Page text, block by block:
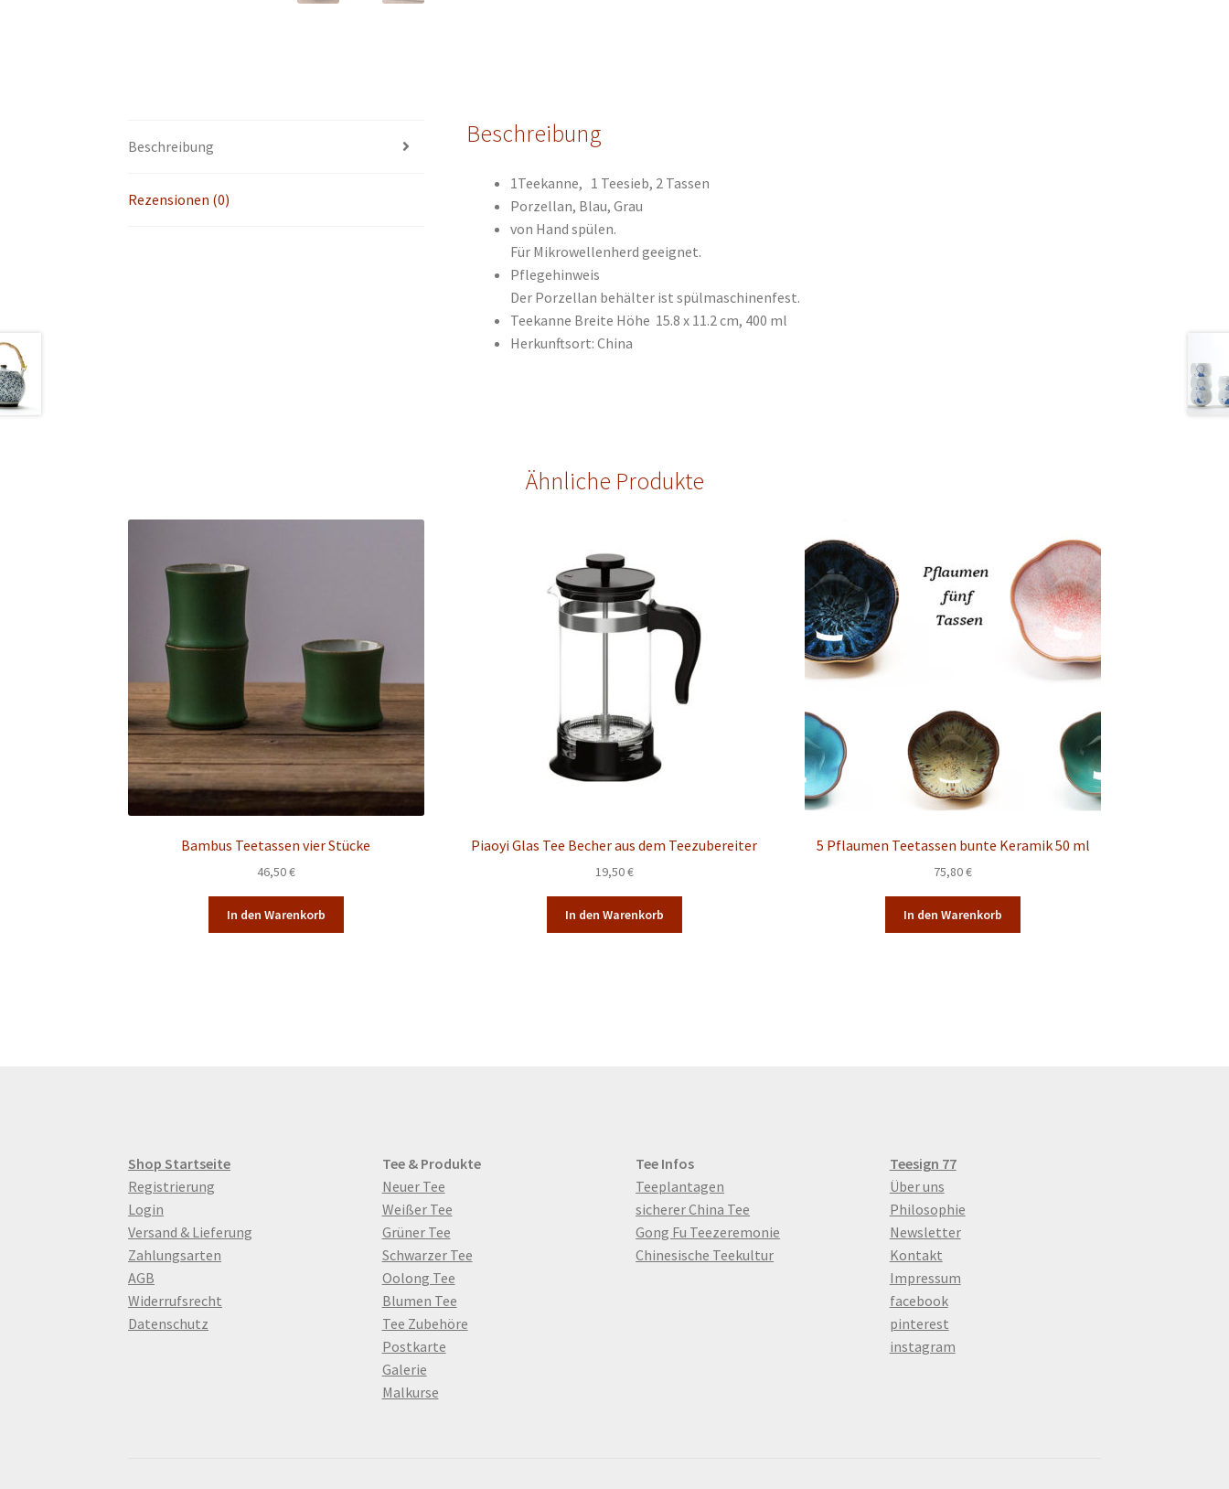
Beschreibung
Rezensionen (0)
Beschreibung
1Teekanne, 1 Teesieb, 2 Tassen
Porzellan, Blau, Grau
von Hand spülen.
Für Mikrowellenherd geeignet.
Pflegehinweis
Der Porzellan behälter ist spülmaschinenfest.
Teekanne Breite Höhe 15.8 x 11.2 cm, 400 ml
Herkunftsort: China
Ähnliche Produkte
Bambus Teetassen vier Stücke
46,50€
In den Warenkorb
Piaoyi Glas Tee Becher aus dem Teezubereiter
19,50€
In den Warenkorb
5 Pflaumen Teetassen bunte Keramik 50 ml
75,80€
In den Warenkorb
Shop Startseite
Registrierung
Login
Versand & Lieferung
Zahlungsarten
AGB
Widerrufsrecht
Datenschutz
Tee & Produkte
Neuer Tee
Weißer Tee
Grüner Tee
Schwarzer Tee
Oolong Tee
Blumen Tee
Tee Zubehöre
Postkarte
Galerie
Malkurse
Tee Infos
Teeplantagen
sicherer China Tee
Gong Fu Teezeremonie
Chinesische Teekultur
Teesign 77
Über uns
Philosophie
Newsletter
Kontakt
Impressum
facebook
pinterest
instagram